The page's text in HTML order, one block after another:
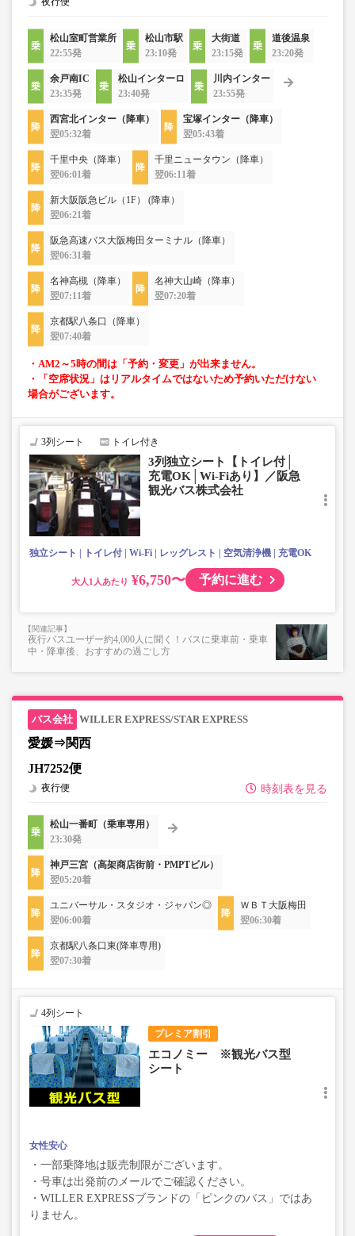
松山室町営業所
22:55発
松山市駅
23:10発
大街道
23:15発
道後温泉
23:20発
余戸南IC
23:35発
松山インターロ
23:40発
川内インター
23:55発
西宮北インター（降車）
翌05:32着
宝塚インター（降車）
翌05:43着
千里中央（降車）
翌06:01着
千里ニュータウン（降車）
翌06:11着
新大阪阪急ビル（1F） (降車）
翌06:21着
阪急高速バス大阪梅田ターミナル（降車）
翌06:31着
名神高槻（降車）
翌07:11着
名神大山崎（降車）
翌07:20着
京都駅八条口（降車）
翌07:40着
・AM2～5時の間は「予約・変更」が出来ません。
・「空席状況」はリアルタイムではないため予約いただけない
場合がございます。
3列シート トイレ付き
3列独立シート【トイレ付│
充電OK│Wi-Fiあり】／阪急
観光バス株式会社
独立シート トイレ付 Wi-Fi レッグレスト 空気清浄機 充電OK
大人 ¥6,750〜 予約に進む
夜行バスユーザー約4,000人に聞く！バスに乗車前・乗車
中・降車後、おすすめの過ごし方
WILLER EXPRESS/STAR EXPRESS
愛媛⇒関西
JH7252便
時刻表を見る
夜行便
松山一番町（乗車専用）
23:30発
神戸三宮（高架商店街前・PMPTビル）
翌05:20着
ユニバーサル・スタジオ・ジャパン◎
翌06:00着
ＷＢＴ大阪梅田
翌06:30着
京都駅八条口東(降車専用)
翌07:30着
プレミア割引
4列シート
エコノミー ※観光バス型
シート
女性安心
・一部乗降地は販売制限がございます。
・号車は出発前のメールでご確認ください。
・WILLER EXPRESSブランドの「ピンクのバス」ではあ
りません。